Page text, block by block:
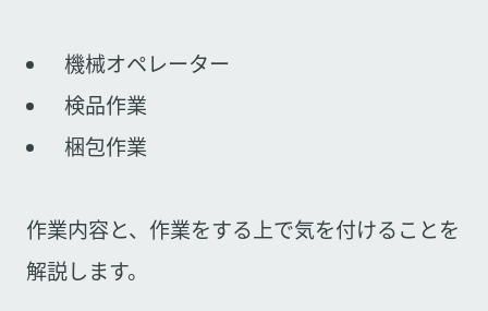
機械オペレーター
検品作業
梱包作業
作業内容と、作業をする上で気を付けることを
解説します。